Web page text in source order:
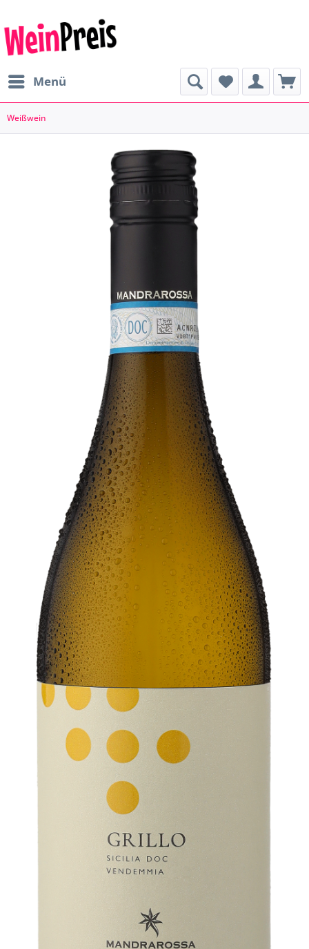
Menü
Weißwein